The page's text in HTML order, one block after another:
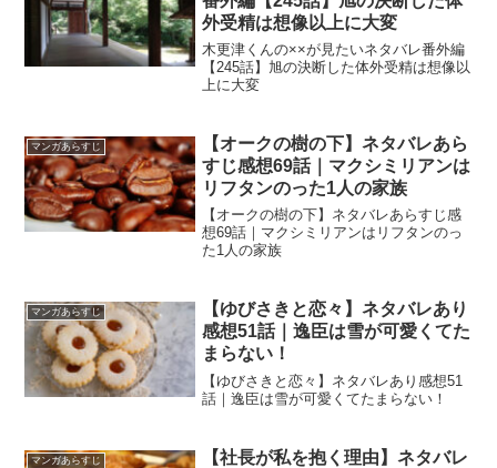
外受精は想像以上に大変
木更津くんの××が見たいネタバレ番外編
【245話】旭の決断した体外受精は想像以
上に大変
マンガあらすじ
【オークの樹の下】ネタバレあら
すじ感想69話｜マクシミリアンは
リフタンのった1人の家族
【オークの樹の下】ネタバレあらすじ感
想69話｜マクシミリアンはリフタンのっ
た1人の家族
マンガあらすじ
【ゆびさきと恋々】ネタバレあり
感想51話｜逸臣は雪が可愛くてた
まらない！
【ゆびさきと恋々】ネタバレあり感想51
話｜逸臣は雪が可愛くてたまらない！
マンガあらすじ
【社長が私を抱く理由】ネタバレ